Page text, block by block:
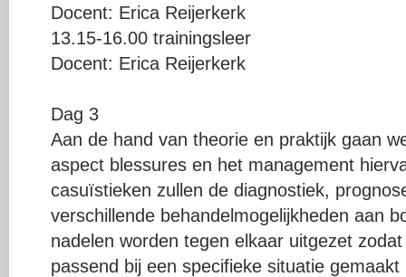
Docent: Erica Reijerkerk
13.15-16.00 trainingsleer
Docent: Erica Reijerkerk
Dag 3
Aan de hand van theorie en praktijk gaan
aspect blessures en het management
casuïstieken zullen de diagnostiek,
verschillende behandelmogelijkheden aan
nadelen worden tegen elkaar uitgezet
passend bij een specifieke situatie